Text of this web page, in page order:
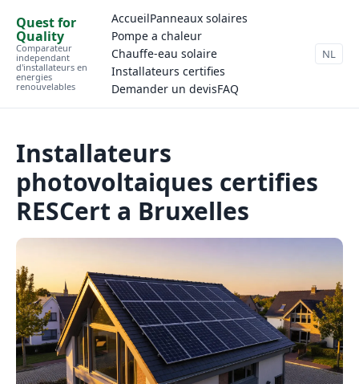
Quest for
Quality
Comparateur
independant
d'installateurs en
energies
renouvelables
AccueilPanneaux solaires
Pompe a chaleur
Chauffe-eau solaire
Installateurs certifies
Demander un devisFAQ
NL
Installateurs
photovoltaiques certifies
RESCert a Bruxelles